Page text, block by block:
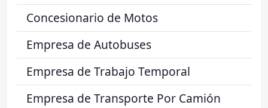
Concesionario de Motos
Empresa de Autobuses
Empresa de Trabajo Temporal
Empresa de Transporte Por Camión